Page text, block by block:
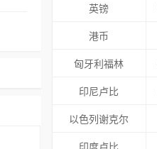
英镑
港币
匈牙利福林
印尼卢比
以色列谢克尔
印度卢比